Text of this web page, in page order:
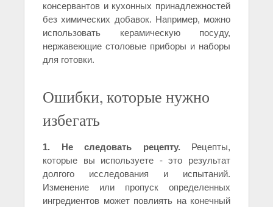
консервантов и кухонных принадлежностей
без химических добавок. Например, можно
использовать керамическую посуду,
нержавеющие столовые приборы и наборы
для готовки.
Ошибки, которые нужно
избегать
1. Не следовать рецепту.Рецепты,
которые вы используете - это результат
долгого исследования и испытаний.
Изменение или пропуск определенных
ингредиентов может повлиять на конечный